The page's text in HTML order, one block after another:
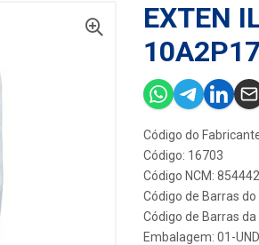
EXTEN
Código do
Código: 16703
Código NCM:
Código de Barras
Código de Barras da
Embalagem: 01-UND